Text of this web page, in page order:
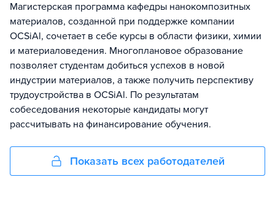
Магистерская программа кафедры нанокомпозитных
материалов, созданной при поддержке компании
OCSiAl, сочетает в себе курсы в области физики, химии
и материаловедения. Многоплановое образование
позволяет студентам добиться успехов в новой
индустрии материалов, а также получить перспективу
трудоустройства в OCSiAl. По результатам
собеседования некоторые кандидаты могут
рассчитывать на финансирование обучения.
Показать всех работодателей